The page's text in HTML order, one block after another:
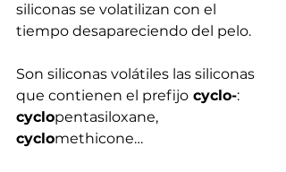
siliconas se volatilizan con el
tiempo desapareciendo del pelo.
Son siliconas volátiles las siliconas
que contienen el prefijo cyclo-:
cyclopentasiloxane,
cyclomethicone…